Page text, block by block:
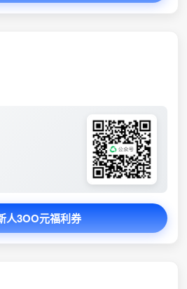
人3OO元福利券